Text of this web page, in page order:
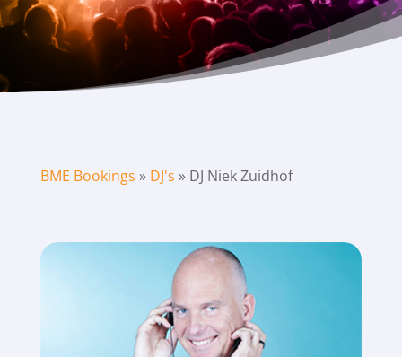
BME Bookings » DJ's » DJ Niek Zuidhof